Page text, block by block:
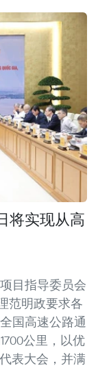
将实现从高
目指导委员会
范明政要求各
国高速公路通
公里，以优
表大会，并满